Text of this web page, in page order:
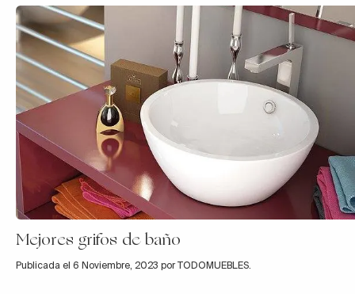
Mejores grifos de baño
Publicada el 6 Noviembre, 2023 por TODOMUEBLES.